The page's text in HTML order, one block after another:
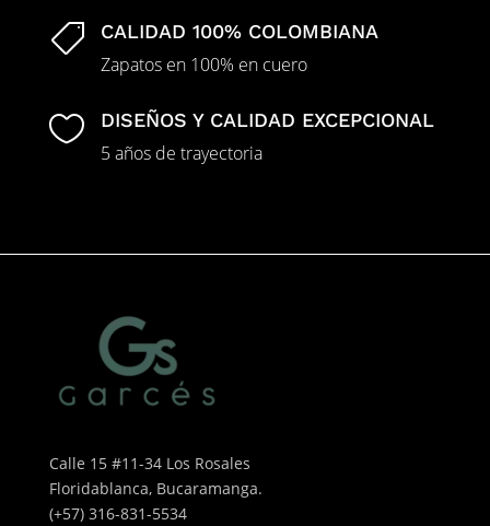
 CALIDAD 100% COLOMBIANA
Zapatos en 100% en cuero
 DISEÑOS Y CALIDAD EXCEPCIONAL
5 años de trayectoria
Calle 15 #11-34 Los Rosales
Floridablanca, Bucaramanga.
(+57) 316-831-5534